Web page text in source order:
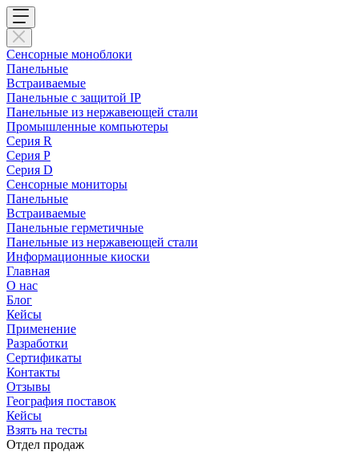
Сенсорные моноблоки
Панельные
Встраиваемые
Панельные с защитой IP
Панельные из нержавеющей стали
Промышленные компьютеры
Cерия R
Серия P
Серия D
Сенсорные мониторы
Панельные
Встраиваемые
Панельные герметичные
Панельные из нержавеющей стали
Информационные киоски
Главная
О нас
Блог
Кейсы
Применение
Разработки
Сертификаты
Контакты
Отзывы
География поставок
Кейсы
Взять на тесты
Отдел продаж